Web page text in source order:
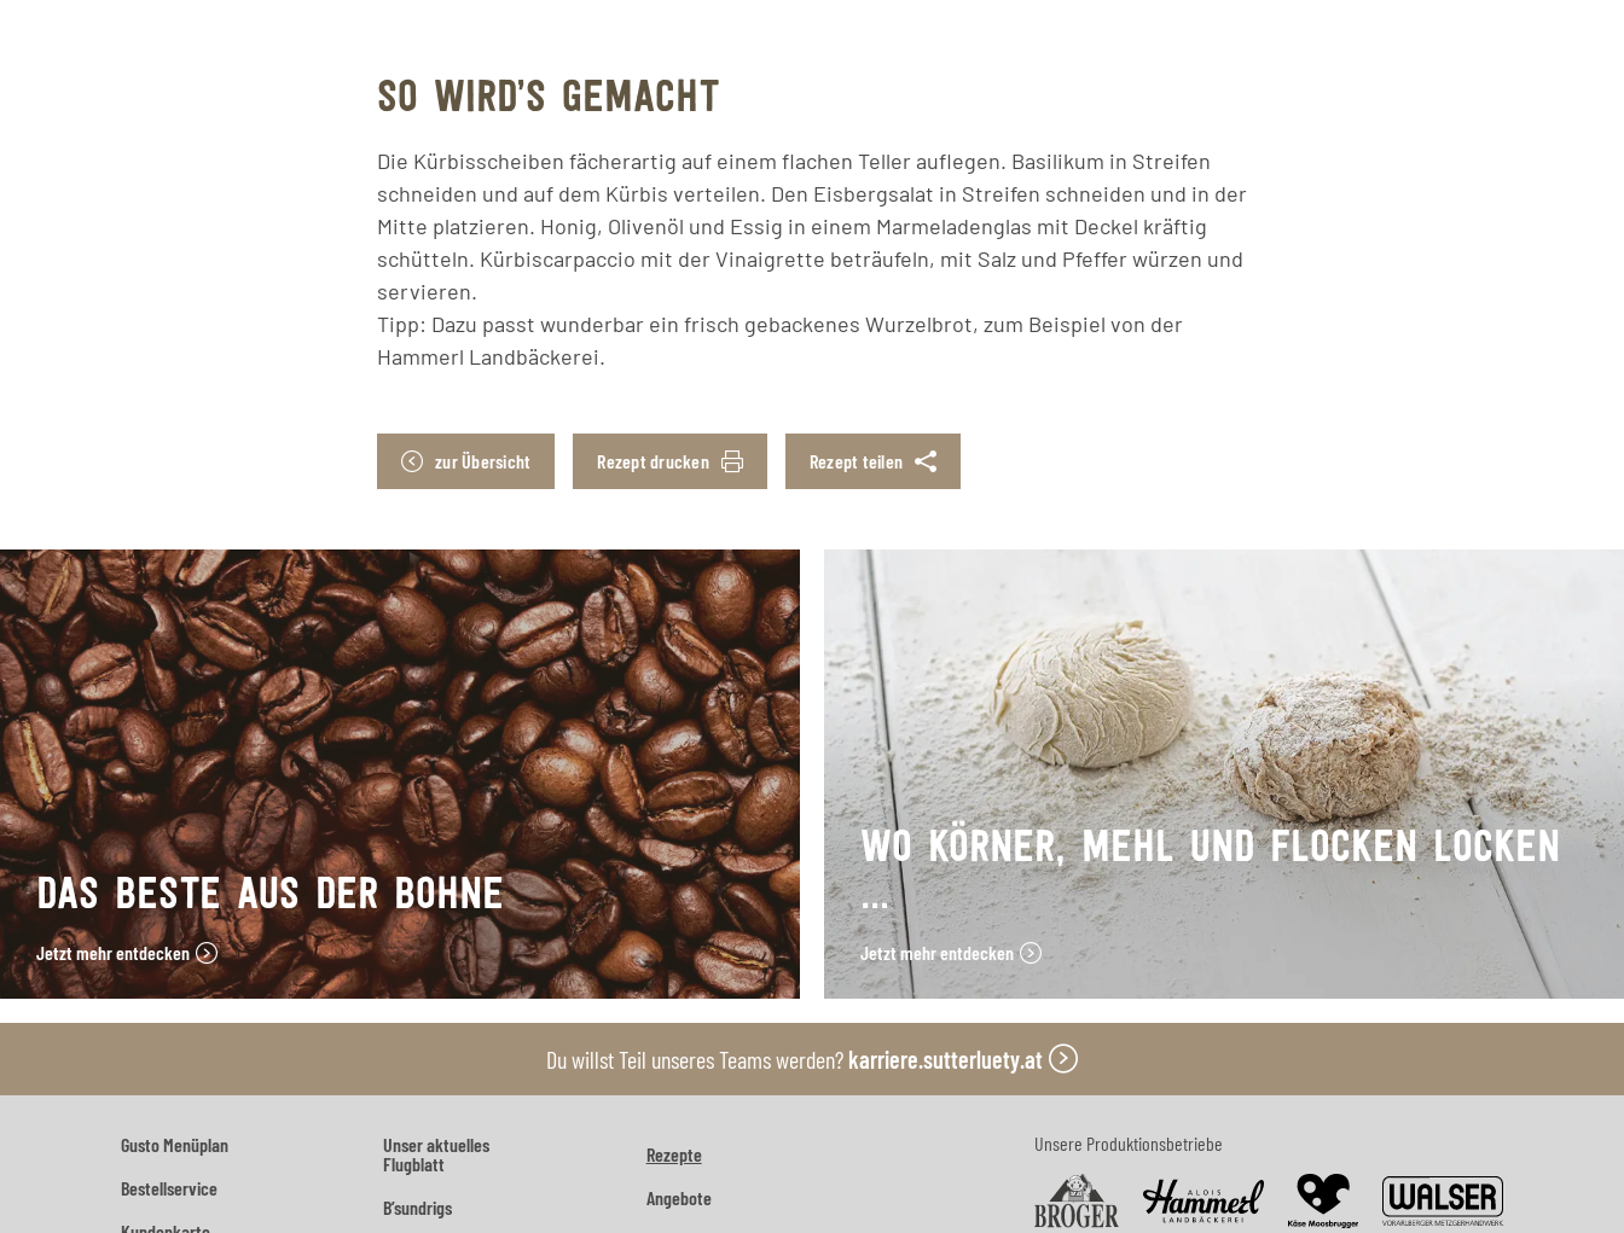
SO WIRD’S GEMACHT
Die Kürbisscheiben fächerartig auf einem flachen Teller auflegen. Basilikum in Streifen
schneiden und auf dem Kürbis verteilen. Den Eisbergsalat in Streifen schneiden und in der
Mitte platzieren. Honig, Olivenöl und Essig in einem Marmeladenglas mit Deckel kräftig
schütteln. Kürbiscarpaccio mit der Vinaigrette beträufeln, mit Salz und Pfeffer würzen und
servieren.
Tipp: Dazu passt wunderbar ein frisch gebackenes Wurzelbrot, zum Beispiel von der
Hammerl Landbäckerei.
zur Übersicht Rezept drucken Rezept teilen
DAS BESTE AUS DER BOHNE
Jetzt mehr entdecken
WO KÖRNER, MEHL UND FLOCKEN LOCKEN
…
Jetzt mehr entdecken
Du willst Teil unseres Teams werden? karriere.sutterluety.at
Gusto Menüplan
Bestellservice
Unser aktuelles
Flugblatt
B’sundrigs
Rezepte
Angebote
Unsere Produktionsbetriebe